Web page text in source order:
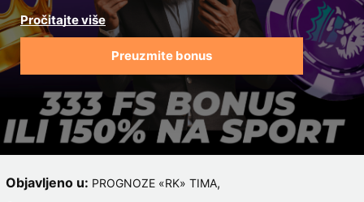
Preuzmite bonus
Objavljeno u: PROGNOZE «RK» TIMA,